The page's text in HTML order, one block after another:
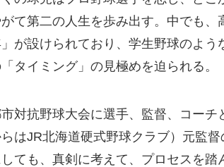
て第二の人生を歩み出す。中でも
が設けられており、学生野球のよ
タイミング」の見極めを迫られる。
対抗野球大会に選手、監督、コー
はJR北海道硬式野球クラブ）元監
ても、真剣に考えて、プロセスを